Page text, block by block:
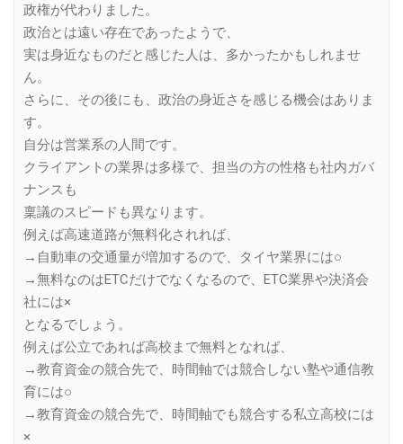
政権が代わりました。
政治とは遠い存在であったようで、
実は身近なものだと感じた人は、多かったかもしれませ
ん。
さらに、その後にも、政治の身近さを感じる機会はありま
す。
自分は営業系の人間です。
クライアントの業界は多様で、担当の方の性格も社内ガバ
ナンスも
稟議のスピードも異なります。
例えば高速道路が無料化されれば、
→自動車の交通量が増加するので、タイヤ業界には○
→無料なのはETCだけでなくなるので、ETC業界や決済会
社には×
となるでしょう。
例えば公立であれば高校まで無料となれば、
→教育資金の競合先で、時間軸では競合しない塾や通信教
育には○
→教育資金の競合先で、時間軸でも競合する私立高校には
×